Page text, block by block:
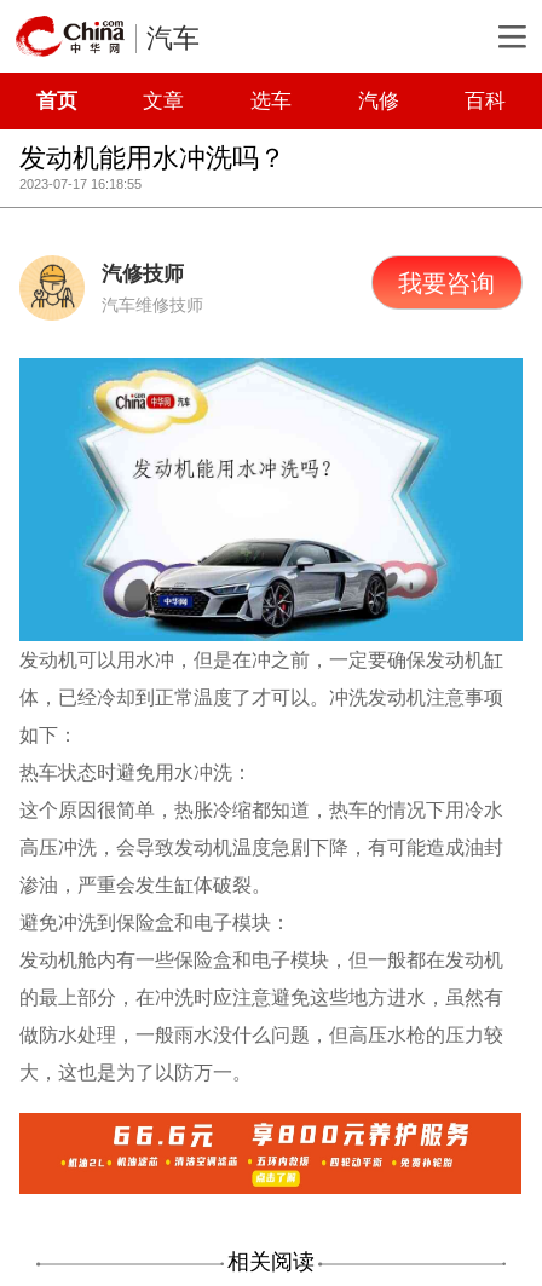
汽车
首页 文章 选车 汽修 百科
发动机能用水冲洗吗？
2023-07-17 16:18:55
汽修技师
汽车维修技师
我要咨询
发动机可以用水冲，但是在冲之前，一定要确保发动机缸
体，已经冷却到正常温度了才可以。冲洗发动机注意事项
如下：
热车状态时避免用水冲洗：
这个原因很简单，热胀冷缩都知道，热车的情况下用冷水
高压冲洗，会导致发动机温度急剧下降，有可能造成油封
渗油，严重会发生缸体破裂。
避免冲洗到保险盒和电子模块：
发动机舱内有一些保险盒和电子模块，但一般都在发动机
的最上部分，在冲洗时应注意避免这些地方进水，虽然有
做防水处理，一般雨水没什么问题，但高压水枪的压力较
大，这也是为了以防万一。
相关阅读